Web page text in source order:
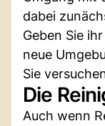
dabei
Geben Sie
neue
Sie
Die
Auch wenn